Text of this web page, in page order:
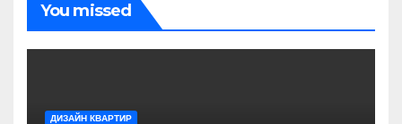
You missed
ДИЗАЙН КВАРТИР